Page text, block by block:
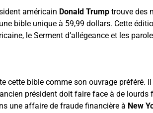
américain Donald Trump trouve des
bible unique à 59,99 dollars. Cette
le Serment d’allégeance et les
Contenu YouTube
cette bible comme son ouvrage préféré.
président doit faire face à de lourds
une affaire de fraude financière à New